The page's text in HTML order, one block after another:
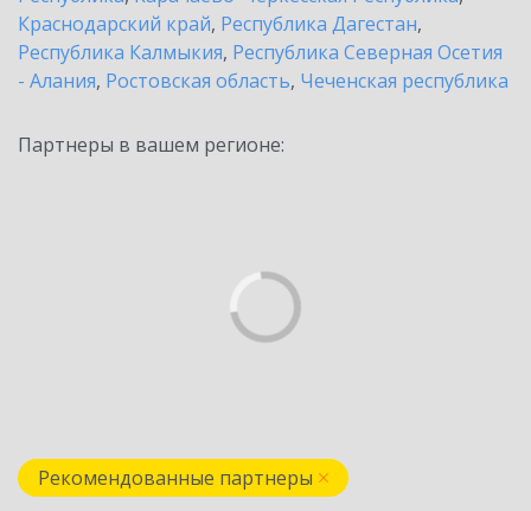
Краснодарский край, Республика Дагестан,
Республика Калмыкия, Республика Северная Осетия
- Алания, Ростовская область, Чеченская республика
Партнеры в вашем регионе:
Рекомендованные партнеры